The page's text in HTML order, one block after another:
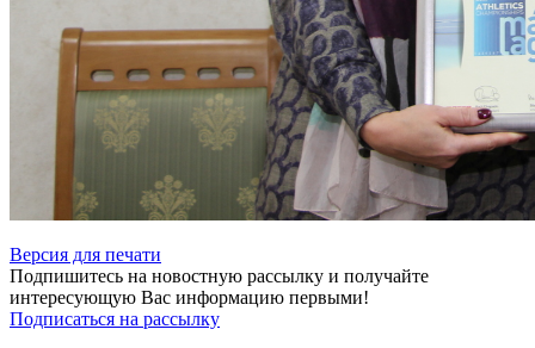
Версия для печати
Подпишитесь на новостную рассылку и получайте
интересующую Вас информацию первыми!
Подписаться на рассылку